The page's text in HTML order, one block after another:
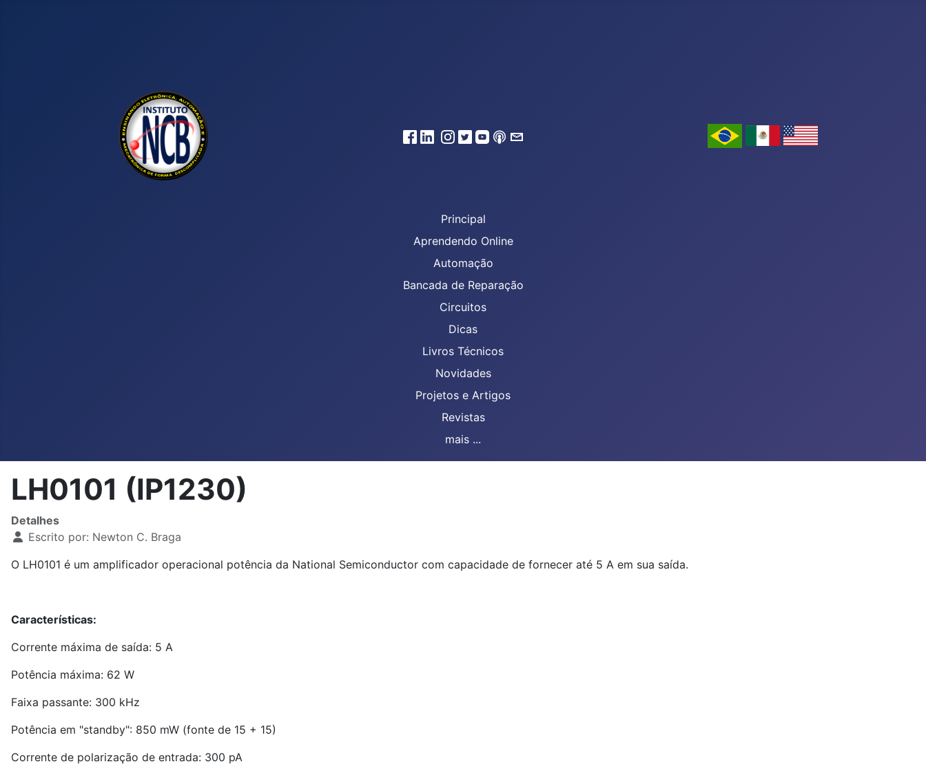
Principal
Aprendendo Online
Automação
Bancada de Reparação
Circuitos
Dicas
Livros Técnicos
Novidades
Projetos e Artigos
Revistas
mais ...
LH0101 (IP1230)
Detalhes
Escrito por: Newton C. Braga
O LH0101 é um amplificador operacional potência da National Semiconductor com capacidade de fornecer até 5 A em sua saída.
Características:
Corrente máxima de saída: 5 A
Potência máxima: 62 W
Faixa passante: 300 kHz
Potência em "standby": 850 mW (fonte de 15 + 15)
Corrente de polarização de entrada: 300 pA